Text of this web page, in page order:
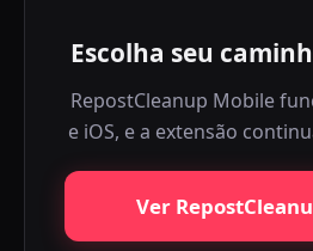
Escolha seu
RepostCleanup Mobile
e iOS, e a extensão
Ver